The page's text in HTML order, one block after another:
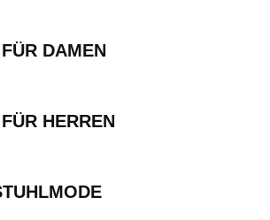
DAMEN
HERREN